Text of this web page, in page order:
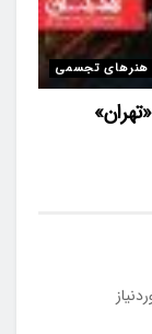
هنرهای تجسمی